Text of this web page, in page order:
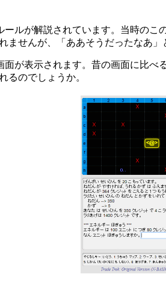
ルが解説されています。当時のこ
ませんが、「ああそうだったなあ」
が表示されます。昔の画面に比べ
るのでしょうか。